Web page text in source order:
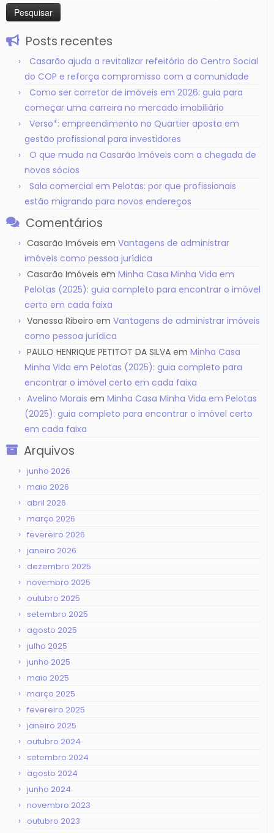
Posts recentes
Casarão ajuda a revitalizar refeitório do Centro Social
do COP e reforça compromisso com a comunidade
Como ser corretor de imóveis em 2026: guia para
começar uma carreira no mercado imobiliário
Verso*: empreendimento no Quartier aposta em
gestão profissional para investidores
O que muda na Casarão Imóveis com a chegada de
novos sócios
Sala comercial em Pelotas: por que profissionais
estão migrando para novos endereços
Comentários
Casarão Imóveis em Vantagens de administrar
imóveis como pessoa jurídica
Casarão Imóveis em Minha Casa Minha Vida em
Pelotas (2025): guia completo para encontrar o imóvel
certo em cada faixa
Vanessa Ribeiro em Vantagens de administrar imóveis
como pessoa jurídica
PAULO HENRIQUE PETITOT DA SILVA em Minha Casa
Minha Vida em Pelotas (2025): guia completo para
encontrar o imóvel certo em cada faixa
Avelino Morais em Minha Casa Minha Vida em Pelotas
(2025): guia completo para encontrar o imóvel certo
em cada faixa
Arquivos
junho 2026
maio 2026
abril 2026
março 2026
fevereiro 2026
janeiro 2026
dezembro 2025
novembro 2025
outubro 2025
setembro 2025
agosto 2025
julho 2025
junho 2025
maio 2025
março 2025
fevereiro 2025
janeiro 2025
outubro 2024
setembro 2024
agosto 2024
junho 2024
novembro 2023
outubro 2023